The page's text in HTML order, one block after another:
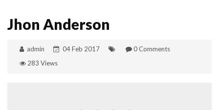
Jhon Anderson
admin 04 Feb 2017
0 Comments
283 Views